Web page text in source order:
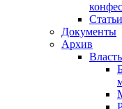
Документы
Архив
Власть